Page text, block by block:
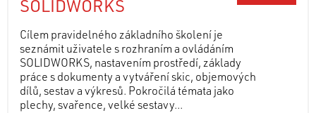
SOLIDWORKS
Cílem pravidelného základního školení je
seznámit uživatele s rozhraním a ovládáním
SOLIDWORKS, nastavením prostředí, základy
práce s dokumenty a vytváření skic, objemových
dílů, sestav a výkresů. Pokročilá témata jako
plechy, svařence, velké sestavy...